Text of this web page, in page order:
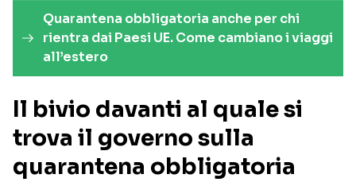
Quarantena obbligatoria anche per chi
rientra dai Paesi UE. Come cambiano i viaggi
all’estero
Il bivio davanti al quale si
trova il governo sulla
quarantena obbligatoria